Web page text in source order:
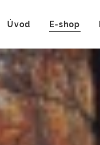
Úvod E-shop